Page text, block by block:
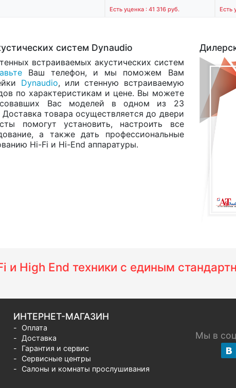
Есть уценка : 41 316 руб. Есть
систем Dynaudio
встраиваемых акустических систем
Ваш телефон, и мы поможем Вам
Dynaudio, или стенную встраиваемую
по характеристикам и цене. Вы можете
Вас моделей в одном из 23
Доставка товара осуществляется до двери
помогут установить, настроить все
а также дать профессиональные
Hi-Fi и Hi-End аппаратуры.
и High End техники с единым
ИНТЕРНЕТ-МАГАЗИН
Оплата
Доставка
Гарантия и сервис
Сервисные центры
Салоны и комнаты прослушивания
Мы в